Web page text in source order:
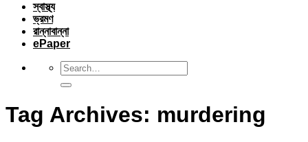
স্বাস্থ্য
ভ্রমণ
রান্নাবান্না
ePaper
Tag Archives: murdering